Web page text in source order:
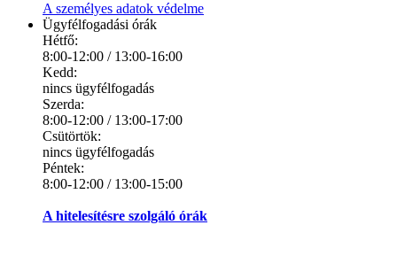
A személyes adatok védelme
Ügyfélfogadási órák
Hétfő:
8:00-12:00 / 13:00-16:00
Kedd:
nincs ügyfélfogadás
Szerda:
8:00-12:00 / 13:00-17:00
Csütörtök:
nincs ügyfélfogadás
Péntek:
8:00-12:00 / 13:00-15:00
A hitelesítésre szolgáló órák